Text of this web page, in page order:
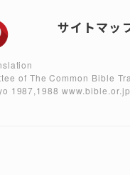
サイトマッ
of The Common Bible
1987,1988www.bible.or.jp